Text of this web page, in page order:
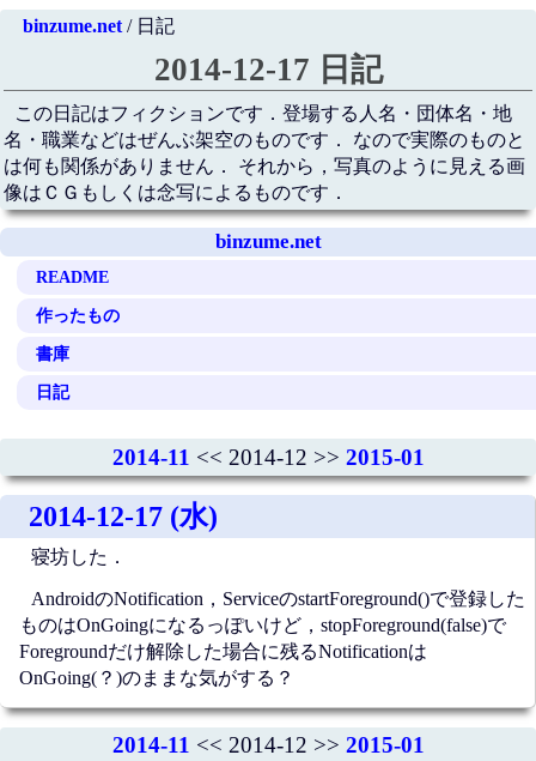
binzume.net/ 日記
2014-12-17 日記
この日記はフィクションです．登場する人名・団体名・地
名・職業などはぜんぶ架空のものです． なので実際のものと
は何も関係がありません． それから，写真のように見える画
像はＣＧもしくは念写によるものです．
binzume.net
README
作ったもの
書庫
日記
2014-11 << 2014-12 >> 2015-01
2014-12-17 (水)
寝坊した．
AndroidのNotification，ServiceのstartForeground()で登録した
ものはOnGoingになるっぽいけど，stopForeground(false)で
Foregroundだけ解除した場合に残るNotificationは
OnGoing(？)のままな気がする？
2014-11 << 2014-12 >> 2015-01